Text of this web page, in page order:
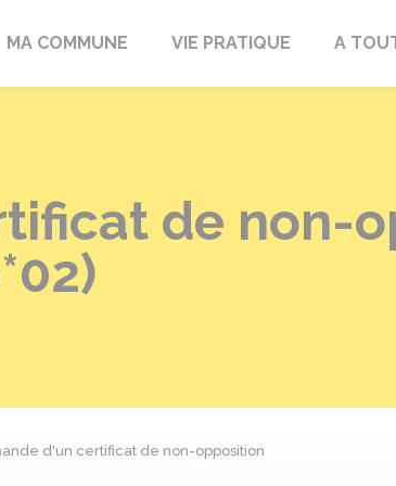
du-Gâtinais
MA COMMUNE VIE PRATIQUE A
de non-
d'un certificat de non-opposition